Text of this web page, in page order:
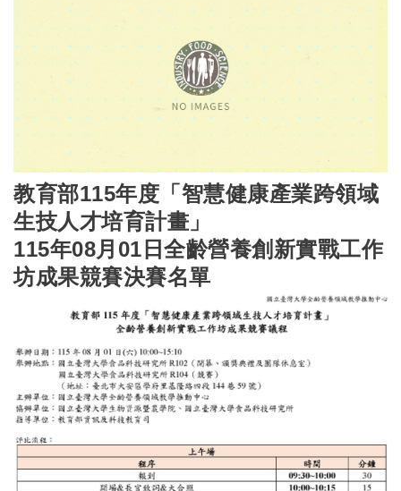
教育部115年度「智慧健康產業跨領域
生技人才培育計畫」
115年08月01日全齡營養創新實戰工作
坊成果競賽決賽名單